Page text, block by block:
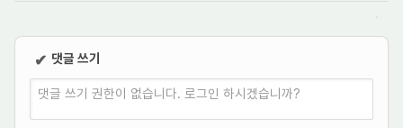
✔ 댓글 쓰기
댓글 쓰기 권한이 없습니다. 로그인 하시겠습니까?